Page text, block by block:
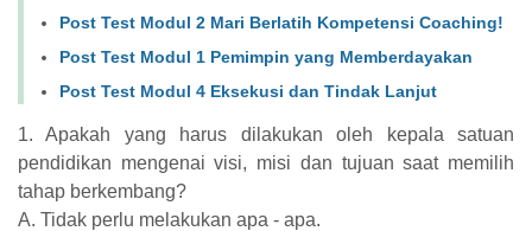
Post Test Modul 2 Mari Berlatih Kompetensi Coaching!
Post Test Modul 1 Pemimpin yang Memberdayakan
Post Test Modul 4 Eksekusi dan Tindak Lanjut
1. Apakah yang harus dilakukan oleh kepala satuan
pendidikan mengenai visi, misi dan tujuan saat memilih
tahap berkembang?
A. Tidak perlu melakukan apa - apa.